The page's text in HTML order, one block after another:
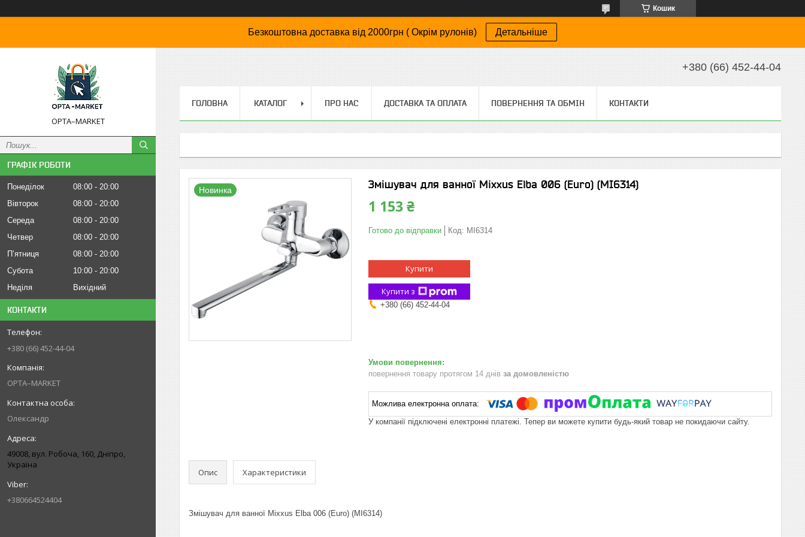
Кошик
Безкоштовна доставка від 2000грн ( Окрім рулонів) Детальніше
OPTA–MARKET
ГРАФІК РОБОТИ
Понеділок 08:00
20:00
Вівторок
08:00
20:00
Середа
08:00
20:00
Четвер
08:00
20:00
Пʼятниця
08:00
20:00
Субота
10:00
20:00
Неділя
Вихідний
КОНТАКТИ
+380 (66) 452-44-04
OPTA–MARKET
Олександр
49008, вул. Робоча, 160, Дніпро,
Україна
+380664524404
+380 (66) 452-44-04
ГОЛОВНА КАТАЛОГ ПРО НАС ДОСТАВКА ТА ОПЛАТА ПОВЕРНЕННЯ ТА ОБМІН КОНТАКТИ
Новинка Змішувач для ванної Mixxus Elba 006 (Euro) (MI6314)
1 153 ₴
Готово до відправки Код: MI6314
Купити
Купити з
+380 (66) 452-44-04
повернення товару протягом 14 днів за домовленістю
У компанії підключені електронні платежі. Тепер ви можете купити будь-який товар не покидаючи сайту.
Опис Характеристики
Змішувач для ванної Mixxus Elba 006 (Euro) (MI6314)